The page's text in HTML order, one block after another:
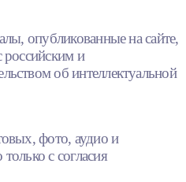
опубликованные на сайте,
российским и
об интеллектуальной
фото, аудио и
с согласия